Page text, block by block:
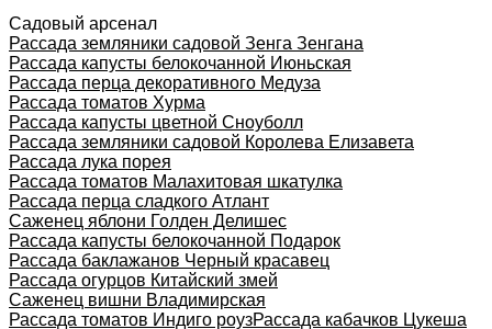
Садовый арсенал
Рассада земляники садовой Зенга Зенгана
Рассада капусты белокочанной Июньская
Рассада перца декоративного Медуза
Рассада томатов Хурма
Рассада капусты цветной Сноуболл
Рассада земляники садовой Королева Елизавета
Рассада лука порея
Рассада томатов Малахитовая шкатулка
Рассада перца сладкого Атлант
Саженец яблони Голден Делишес
Рассада капусты белокочанной Подарок
Рассада баклажанов Черный красавец
Рассада огурцов Китайский змей
Саженец вишни Владимирская
Рассада томатов Индиго роузРассада кабачков Цукеша